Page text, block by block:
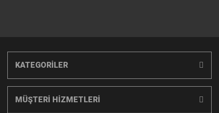
KATEGORİLER
MÜŞTERİ HİZMETLERİ